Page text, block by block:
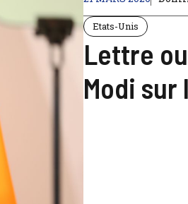
Etats-Unis
Lettre
Modi sur